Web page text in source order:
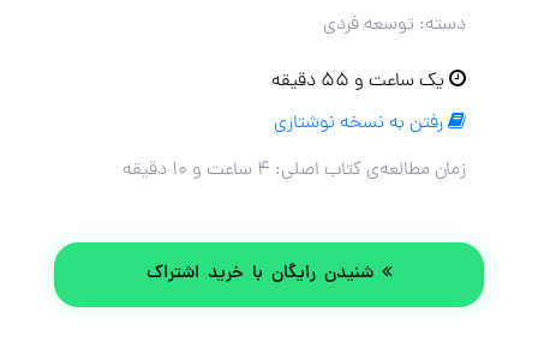
دسته: توسعه فردی
یک ساعت و ۵۵ دقیقه
رفتن به نسخه نوشتاری
زمان مطالعه‌ی کتاب اصلی: ۴ ساعت و ۱۰ دقیقه
شنیدن رایگان با خرید اشتراک